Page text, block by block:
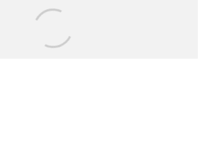
SPARKING! ZERO
DLC, SUPER LIMIT-
NEO, já disponível para PC